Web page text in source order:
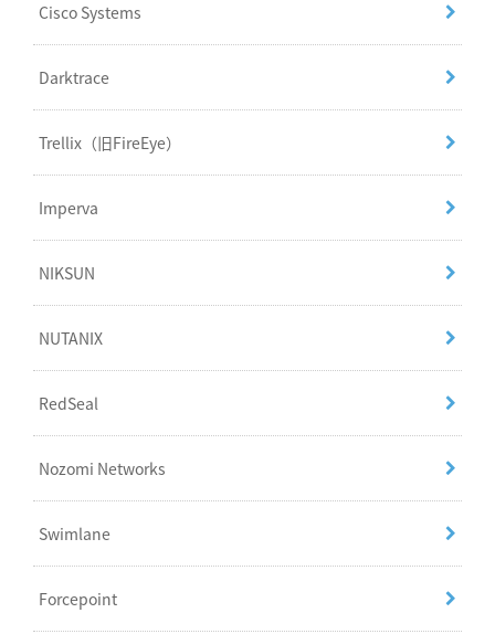
Cisco Systems
Darktrace
Trellix（旧FireEye）
Imperva
NIKSUN
NUTANIX
RedSeal
Nozomi Networks
Swimlane
Forcepoint